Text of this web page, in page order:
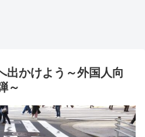
出かけよう～外国人向
～